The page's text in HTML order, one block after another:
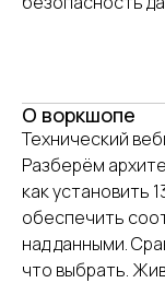
О воркшопе
Технический
Разберём
как установить
обеспечить
над данными.
что выбрать.